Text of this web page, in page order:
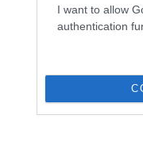
I want to allow
authentication
Számos